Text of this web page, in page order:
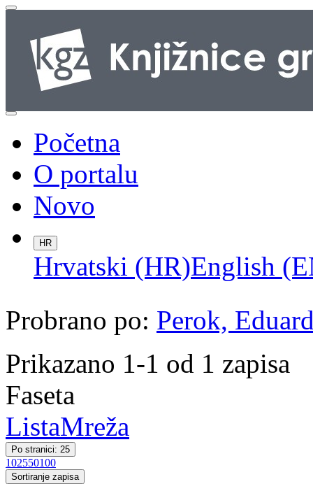
Početna
O portalu
Novo
HR
Hrvatski (HR)English
Probrano po: Perok,
Prikazano 1-1 od 1 zapisa
Faseta
ListaMreža
Po stranici: 25
102550100
Sortiranje zapisa